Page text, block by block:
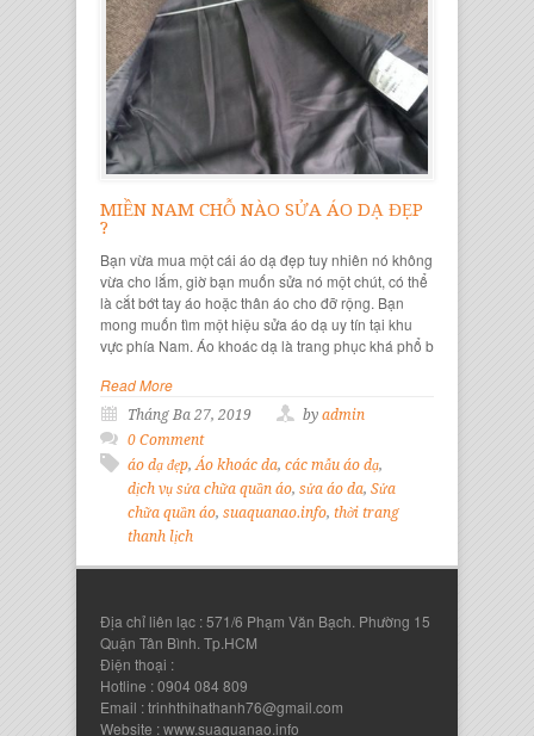
MIỀN NAM CHỖ NÀO SỬA ÁO DẠ ĐẸP
?
Bạn vừa mua một cái áo dạ đẹp tuy nhiên nó không
vừa cho lắm, giờ bạn muốn sửa nó một chút, có thể
là cắt bớt tay áo hoặc thân áo cho đỡ rộng. Bạn
mong muốn tìm một hiệu sửa áo dạ uy tín tại khu
vực phía Nam. Áo khoác dạ là trang phục khá phổ b
Read More
Tháng Ba 27, 2019 by admin
0 Comment
áo dạ đẹp, Áo khoác da, các mẫu áo dạ,
dịch vụ sửa chữa quần áo, sửa áo da, Sửa
chữa quần áo, suaquanao.info, thời trang
thanh lịch
Địa chỉ liên lạc : 571/6 Phạm Văn Bạch. Phường 15
Quận Tân Bình. Tp.HCM
Điện thoại :
Hotline : 0904 084 809
Email : trinhthihathanh76@gmail.com
Website : www.suaquanao.info